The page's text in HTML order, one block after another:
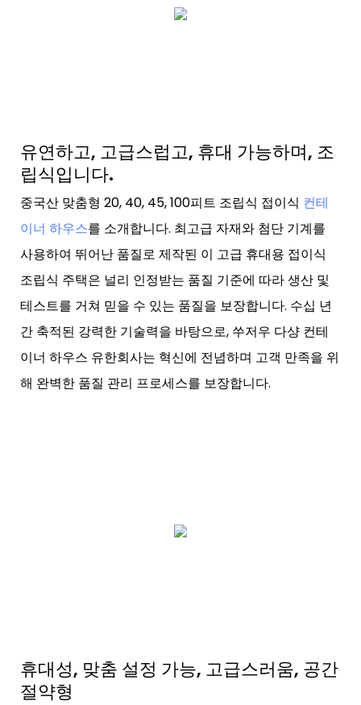
유연하고, 고급스럽고, 휴대 가능하며, 조
립식입니다.
중국산 맞춤형 20, 40, 45, 100피트 조립식 접이식 컨테
이너 하우스를 소개합니다. 최고급 자재와 첨단 기계를
사용하여 뛰어난 품질로 제작된 이 고급 휴대용 접이식
조립식 주택은 널리 인정받는 품질 기준에 따라 생산 및
테스트를 거쳐 믿을 수 있는 품질을 보장합니다. 수십 년
간 축적된 강력한 기술력을 바탕으로, 쑤저우 다샹 컨테
이너 하우스 유한회사는 혁신에 전념하며 고객 만족을 위
해 완벽한 품질 관리 프로세스를 보장합니다.
휴대성, 맞춤 설정 가능, 고급스러움, 공간
절약형